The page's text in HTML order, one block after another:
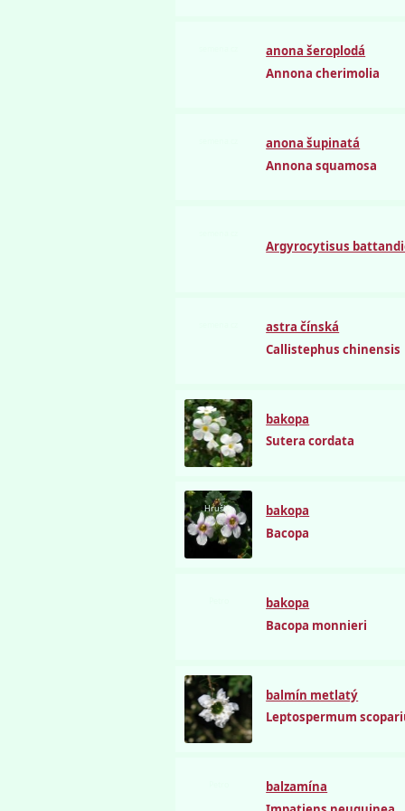
anona šeroplodá
Annona cherimolia
anona šupinatá
Annona squamosa
Argyrocytisus
astra čínská
Callistephus chinensis
bakopa
Sutera cordata
Hruška
bakopa
Bacopa
bakopa
Bacopa monnieri
balmín metlatý
Leptospermum
balzamína